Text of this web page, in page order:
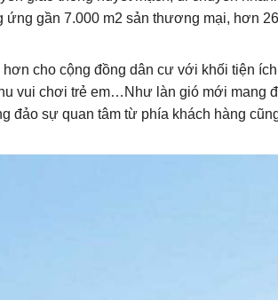
ứng gần 7.000 m2 sản thương mại, hơn
cho cộng đồng dân cư với khối tiện
vui chơi trẻ em…Như làn gió mới mang
đảo sự quan tâm từ phía khách hàng